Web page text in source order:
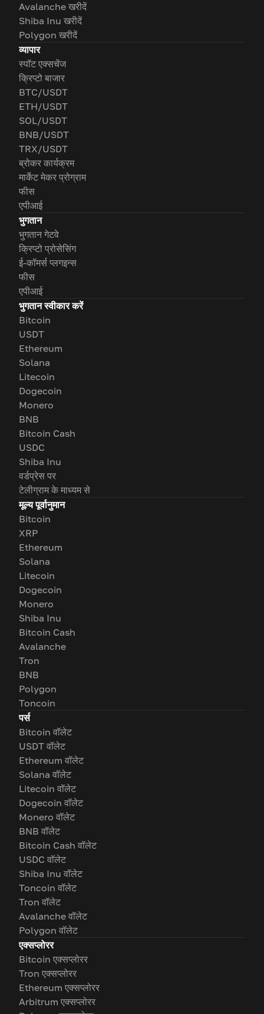
Avalanche खरीदें
Shiba Inu खरीदें
Polygon खरीदें
व्यापार
स्पॉट एक्सचेंज
क्रिप्टो बाजार
BTC/USDT
ETH/USDT
SOL/USDT
BNB/USDT
TRX/USDT
ब्रोकर कार्यक्रम
मार्केट मेकर प्रोग्राम
फीस
एपीआई
भुगतान
भुगतान गेटवे
क्रिप्टो प्रोसेसिंग
ई-कॉमर्स प्लगइन्स
फीस
एपीआई
भुगतान स्वीकार करें
Bitcoin
USDT
Ethereum
Solana
Litecoin
Dogecoin
Monero
BNB
Bitcoin Cash
USDC
Shiba Inu
वर्डप्रेस पर
टेलीग्राम के माध्यम से
मूल्य पूर्वानुमान
Bitcoin
XRP
Ethereum
Solana
Litecoin
Dogecoin
Monero
Shiba Inu
Bitcoin Cash
Avalanche
Tron
BNB
Polygon
Toncoin
पर्स
Bitcoin वॉलेट
USDT वॉलेट
Ethereum वॉलेट
Solana वॉलेट
Litecoin वॉलेट
Dogecoin वॉलेट
Monero वॉलेट
BNB वॉलेट
Bitcoin Cash वॉलेट
USDC वॉलेट
Shiba Inu वॉलेट
Toncoin वॉलेट
Tron वॉलेट
Avalanche वॉलेट
Polygon वॉलेट
एक्सप्लोरर
Bitcoin एक्सप्लोरर
Tron एक्सप्लोरर
Ethereum एक्सप्लोरर
Arbitrum एक्सप्लोरर